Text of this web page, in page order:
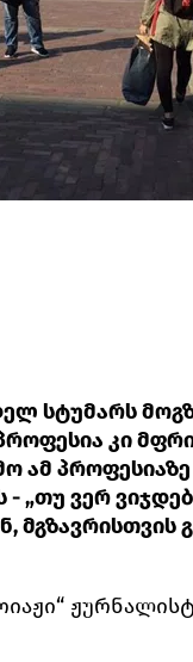
სტუმარს
კი
ამ
„თუ ვერ
მგზავრისთვის